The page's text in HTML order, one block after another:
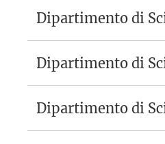
Dipartimento di
Dipartimento di
Dipartimento di